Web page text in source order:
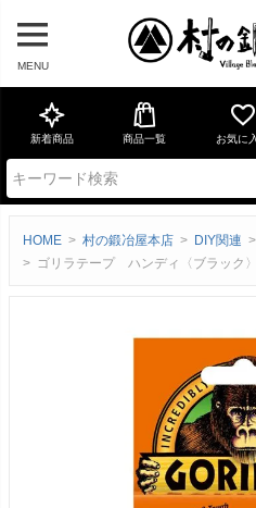
MENU
新着商品 商品一覧 お気に
HOME 村の鍛冶屋本店 DIY関連
ゴリラテープ ハンディ〈ブラック〉KURE-E-1784 The Gorilla Glue